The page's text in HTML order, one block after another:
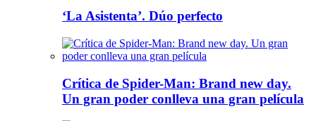
‘La Asistenta’. Dúo perfecto
Crítica de Spider-Man: Brand new day.
Un gran poder conlleva una gran película